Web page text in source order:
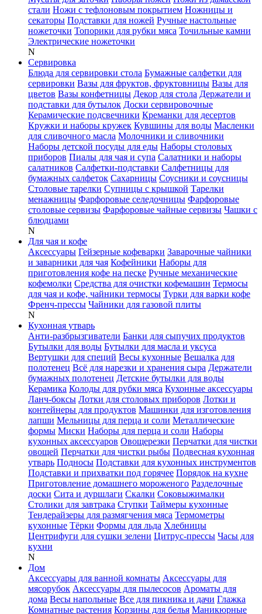
стали Ножи с тефлоновым покрытием Ножницы и
секаторы Подставки для ножей Ручные настольные
ножеточки Топорики для рубки мяса Точильные камни
Электрические ножеточки
N
Сервировка
Блюда для сервировки стола Бумажные салфетки для
сервировки Вазы для фруктов, фруктовницы Вазы для
цветов Вазы конфетницы Декор для стола Держатели и
подставки для бутылок Доски сервировочные
Керамические подсвечники Креманки для десертов
Кружки и наборы кружек Кувшины для воды Масленки
для сливочного масла Молочники и сливочники
Наборы детской посуды для еды Наборы столовых
приборов Пиалы для чая и супа Салатники и наборы
салатников Салфетки-подставки Салфетницы для
бумажных салфеток Сахарницы Соусники и соусницы
Столовые тарелки Супницы с крышкой Тарелки
менажницы Фарфоровые селедочницы Фарфоровые
столовые сервизы Фарфоровые чайные сервизы Чашки с
блюдцами
N
Для чая и кофе
Аксессуары Гейзерные кофеварки Заварочные чайники
и заварники для чая Кофейники Наборы для
приготовления кофе на песке Ручные механические
кофемолки Средства для очистки кофемашин Термосы
для чая и кофе, чайники термосы Турки для варки кофе
Френч-прессы Чайники для газовой плиты
N
Кухонная утварь
Анти-разбрызгиватели Банки для сыпучих продуктов
Бутылки для воды Бутылки для масла и уксуса
Вертушки для специй Весы кухонные Вешалка для
полотенец Всё для нарезки и хранения сыра Держатели
бумажных полотенец Детские бутылки для воды
Керамика Колоды для рубки мяса Кухонные аксессуары
Ланч-боксы Лотки для столовых приборов Лотки и
контейнеры для продуктов Машинки для изготовления
лапши Мельницы для перца и соли Металлические
формы Миски Наборы для перца и соли Наборы
кухонных аксессуаров Овощерезки Перчатки для чистки
овощей Перчатки для чистки рыбы Подвесная кухонная
утварь Подносы Подставки для кухонных инструментов
Подставки и прихватки под горячее Порядок на кухне
Приготовление домашнего мороженого Разделочные
доски Сита и дуршлаги Скалки Соковыжималки
Столики для завтрака Ступки Таймеры кухонные
Тендерайзеры для размягчения мяса Термометры
кухонные Тёрки Формы для льда Хлебницы
Центрифуги для сушки зелени Цитрус-прессы Часы для
кухни
N
Дом
Аксессуары для ванной комнаты Аксессуары для
мясорубок Аксессуары для пылесосов Ароматы для
дома Весы напольные Все для пикника и дачи Глажка
Комнатные растения Корзины для белья Маникюрные